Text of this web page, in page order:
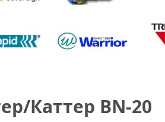
каттер BN-20